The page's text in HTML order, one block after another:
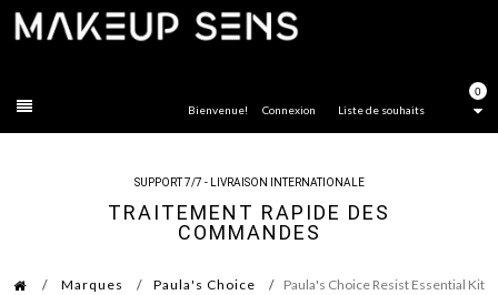
0
Liste de souhaits
Bienvenue! Connexion
SUPPORT 7/7 - LIVRAISON INTERNATIONALE
TRAITEMENT RAPIDE DES
COMMANDES
Marques Paula's Choice
Paula's Choice Resist Essential Kit